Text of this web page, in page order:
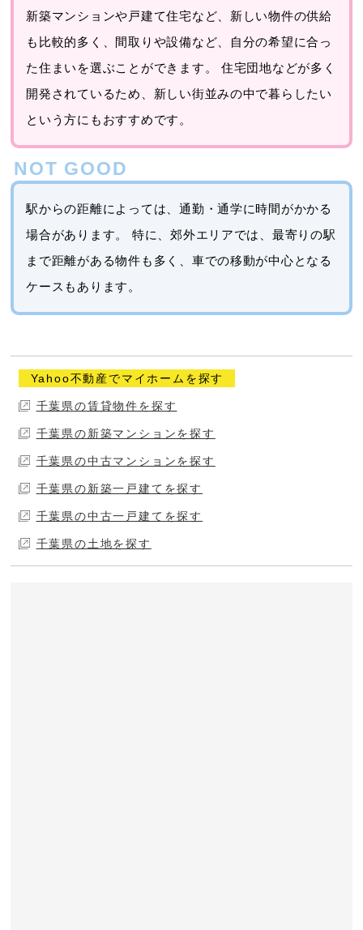
新築マンションや戸建て住宅など、新しい物件の供給
も比較的多く、間取りや設備など、自分の希望に合っ
た住まいを選ぶことができます。 住宅団地などが多く
開発されているため、新しい街並みの中で暮らしたい
という方にもおすすめです。
駅からの距離によっては、通勤・通学に時間がかかる
場合があります。 特に、郊外エリアでは、最寄りの駅
まで距離がある物件も多く、車での移動が中心となる
ケースもあります。
Yahoo不動産でマイホームを探す
千葉県の賃貸物件を探す
千葉県の新築マンションを探す
千葉県の中古マンションを探す
千葉県の新築一戸建てを探す
千葉県の中古一戸建てを探す
千葉県の土地を探す